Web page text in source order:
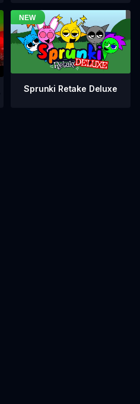
Sprunki Retake Deluxe